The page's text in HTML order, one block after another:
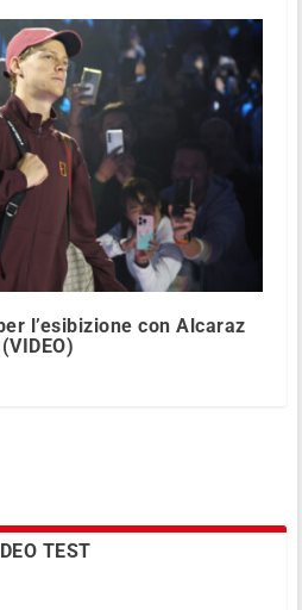
l’esibizione con Alcaraz
TEST